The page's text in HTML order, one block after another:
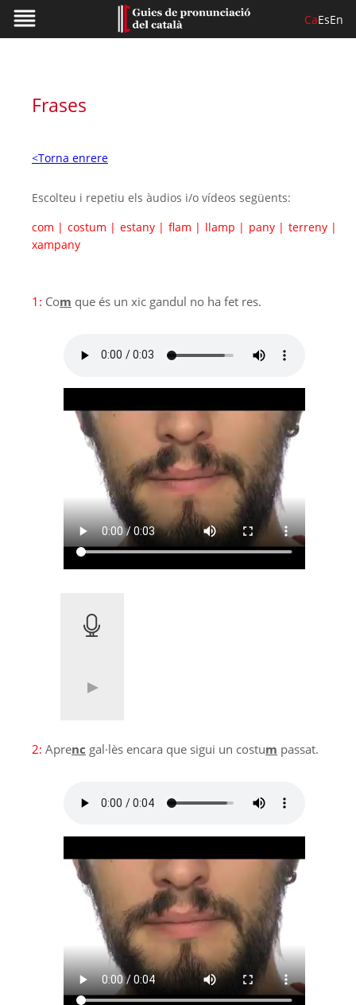
CaEsEn
Frases
<Torna enrere
Escolteu i repetiu els àudios i/o vídeos següents:
com | costum | estany | flam | llamp | pany | terreny |
xampany
1: Com que és un xic gandul no ha fet res.
2: Aprenc gal·lès encara que sigui un costum passat.